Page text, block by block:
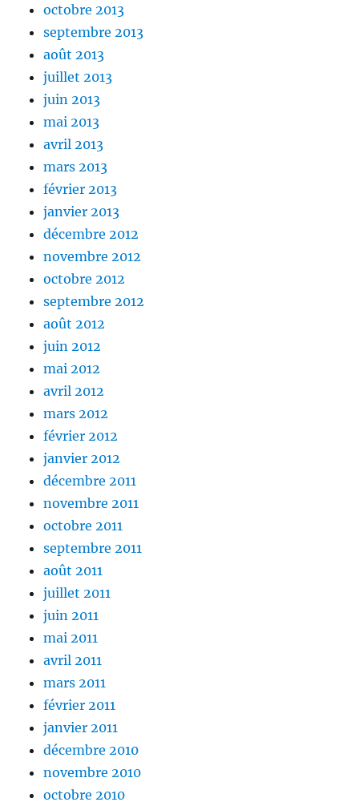
octobre 2013
septembre 2013
août 2013
juillet 2013
juin 2013
mai 2013
avril 2013
mars 2013
février 2013
janvier 2013
décembre 2012
novembre 2012
octobre 2012
septembre 2012
août 2012
juin 2012
mai 2012
avril 2012
mars 2012
février 2012
janvier 2012
décembre 2011
novembre 2011
octobre 2011
septembre 2011
août 2011
juillet 2011
juin 2011
mai 2011
avril 2011
mars 2011
février 2011
janvier 2011
décembre 2010
novembre 2010
octobre 2010